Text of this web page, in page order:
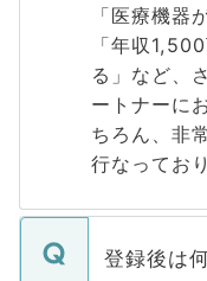
「医療機器
「年収
る」など、
ートナーに
ちろん、非
行なってお
登録後は